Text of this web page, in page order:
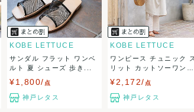
KOBE LETTUCE
サンダル フラット ワンベ
ルト 夏 シューズ 歩き...
¥1,800/ 点
神戸レタス
KOBE LETTUCE
ワンピース チュニック ス
リット カットソーワン
¥2,172/ 点
神戸レタス